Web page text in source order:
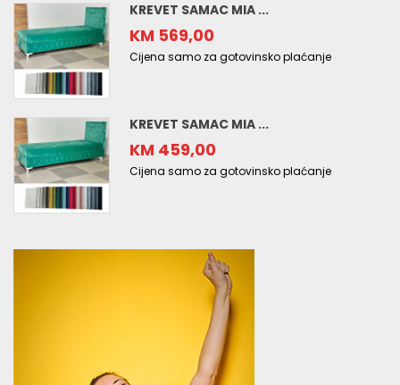
KREVET SAMAC MIA ...
KM 569,00
Cijena samo za gotovinsko plaćanje
KREVET SAMAC MIA ...
KM 459,00
Cijena samo za gotovinsko plaćanje